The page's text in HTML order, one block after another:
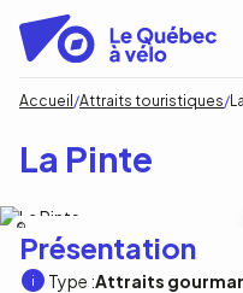
contenu
principal
Fil
d'Ariane
Accueil Attraits touristiques
La Pinte
Présentation
Type :Attraits